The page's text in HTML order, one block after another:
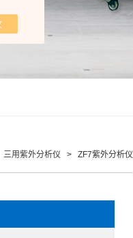
三用紫外分析仪 > ZF7紫外分析仪